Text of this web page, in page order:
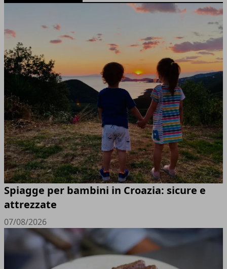
Spiagge per bambini in Croazia: sicure e
attrezzate
07/08/2026